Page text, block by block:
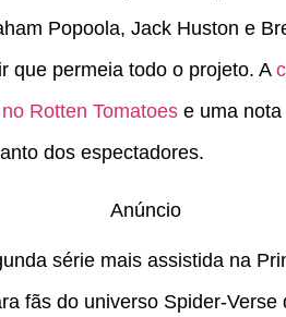
Popoola, Jack Huston e
que permeia todo o projeto. A
Rotten Tomatoes e uma
dos espectadores.
Anúncio
série mais assistida na
fãs do universo Spider-